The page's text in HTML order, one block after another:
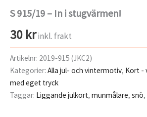
S 915/19 – In i stugvärmen!
30 krinkl. frakt
Artikelnr: 2019-915 (JKC2)
Kategorier: Alla jul- och vintermotiv, Kort -
med eget tryck
Taggar: Liggande julkort, munmålare, snö,